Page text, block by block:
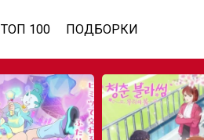
ТОП 100 ПОДБОРКИ